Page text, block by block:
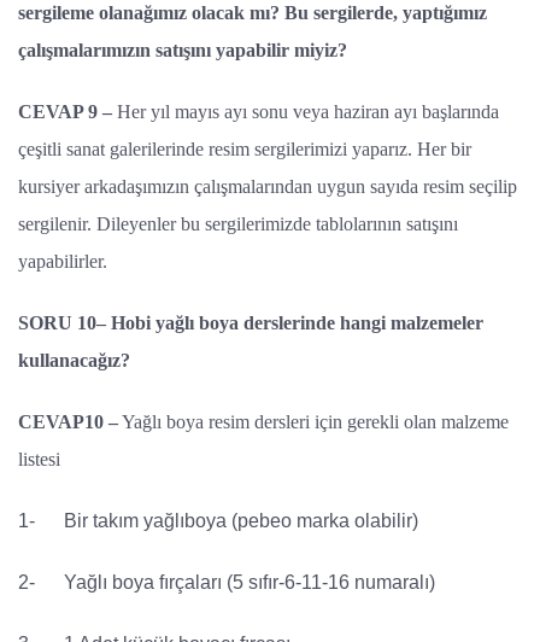
sergileme olanağımız olacak mı? Bu sergilerde, yaptığımız
çalışmalarımızın satışını yapabilir miyiz?
CEVAP 9 – Her yıl mayıs ayı sonu veya haziran ayı başlarında
çeşitli sanat galerilerinde resim sergilerimizi yaparız. Her bir
kursiyer arkadaşımızın çalışmalarından uygun sayıda resim seçilip
sergilenir. Dileyenler bu sergilerimizde tablolarının satışını
yapabilirler.
SORU 10– Hobi yağlı boya derslerinde hangi malzemeler
kullanacağız?
CEVAP10 –Yağlı boya resim dersleri için gerekli olan malzeme
listesi
1- Bir takım yağlıboya (pebeo marka olabilir)
2- Yağlı boya fırçaları (5 sıfır-6-11-16 numaralı)